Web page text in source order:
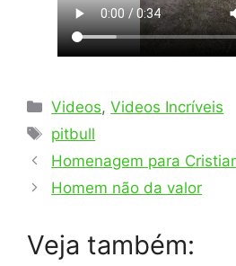
Categorias
Videos,Videos Incríveis
Tags
pitbull
Homenagem para
Homem não da valor
Veja também: